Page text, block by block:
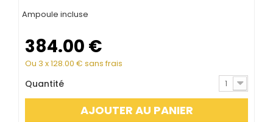
Ampoule incluse
384.00 €
Ou 3 x128.00 € sans frais
Quantité 1
AJOUTER AU PANIER